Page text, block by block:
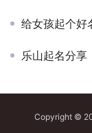
给女孩起个好
乐山起名分享
Copyright ©